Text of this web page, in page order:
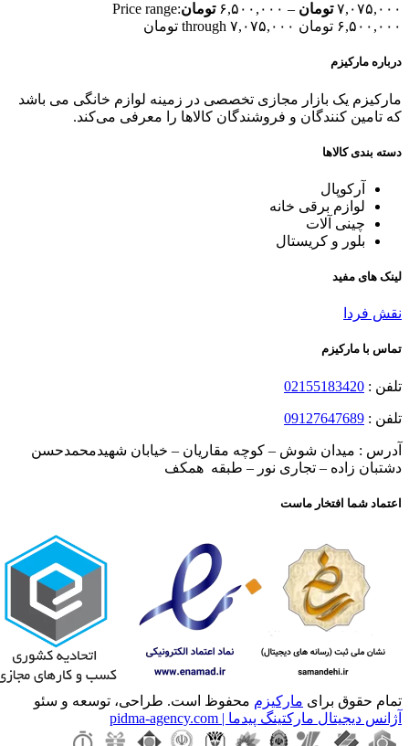
۷,۰۷۵,۰۰۰ تومان – ۶,۵۰۰,۰۰۰ تومانPrice range:
۶,۵۰۰,۰۰۰ تومان through ۷,۰۷۵,۰۰۰ تومان
درباره مارکیزم
مارکیزم یک بازار مجازی تخصصی در زمینه لوازم خانگی می باشد
که تامین کنندگان و فروشندگان کالاها را معرفی می‌کند.
دسته بندی کالاها
آرکوپال
لوازم برقی خانه
چینی آلات
بلور و کریستال
لینک های مفید
نقش فردا
تماس با مارکیزم
تلفن : 02155183420
تلفن : 09127647689
آدرس : میدان شوش – کوچه مقاریان – خیابان شهیدمحمدحسن
دشتبان زاده – تجاری نور – طبقه همکف
اعتماد شما افتخار ماست
تمام حقوق برای مارکیزم محفوظ است. طراحی، توسعه و سئو
آژانس دیجیتال مارکتینگ پیدما | pidma-agency.com